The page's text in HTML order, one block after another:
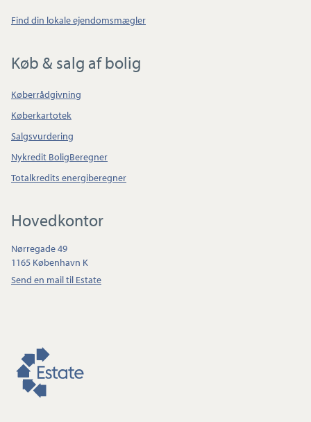
Find din lokale ejendomsmægler
Køb & salg af bolig
Køberrådgivning
Køberkartotek
Salgsvurdering
Nykredit BoligBeregner
Totalkredits energiberegner
Hovedkontor
Nørregade 49
1165 København K
Send en mail til Estate